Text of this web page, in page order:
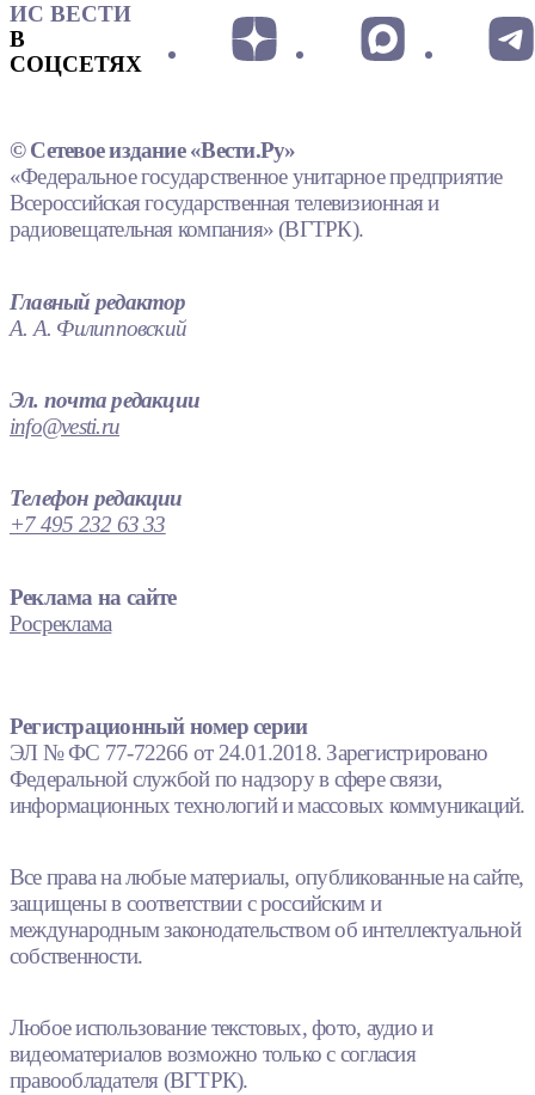
ИС ВЕСТИ
В
СОЦСЕТЯХ
© Сетевое издание «Вести.Ру»
«Федеральное государственное унитарное предприятие
Всероссийская государственная телевизионная и
радиовещательная компания» (ВГТРК).
Главный редактор
А. А. Филипповский
Эл. почта редакции
info@vesti.ru
Телефон редакции
+7 495 232 63 33
Реклама на сайте
Росреклама
Регистрационный номер серии
ЭЛ № ФС 77-72266 от 24.01.2018. Зарегистрировано
Федеральной службой по надзору в сфере связи,
информационных технологий и массовых коммуникаций.
Все права на любые материалы, опубликованные на сайте,
защищены в соответствии с российским и
международным законодательством об интеллектуальной
собственности.
Любое использование текстовых, фото, аудио и
видеоматериалов возможно только с согласия
правообладателя (ВГТРК).